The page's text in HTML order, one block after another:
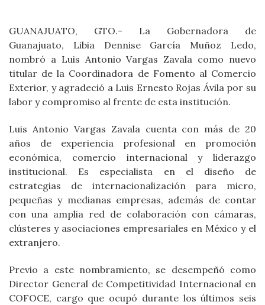
GUANAJUATO, GTO.- La Gobernadora de
Guanajuato, Libia Dennise García Muñoz Ledo,
nombró a Luis Antonio Vargas Zavala como nuevo
titular de la Coordinadora de Fomento al Comercio
Exterior, y agradeció a Luis Ernesto Rojas Ávila por su
labor y compromiso al frente de esta institución.
Luis Antonio Vargas Zavala cuenta con más de 20
años de experiencia profesional en promoción
económica, comercio internacional y liderazgo
institucional. Es especialista en el diseño de
estrategias de internacionalización para micro,
pequeñas y medianas empresas, además de contar
con una amplia red de colaboración con cámaras,
clústeres y asociaciones empresariales en México y el
extranjero.
Previo a este nombramiento, se desempeñó como
Director General de Competitividad Internacional en
COFOCE, cargo que ocupó durante los últimos seis